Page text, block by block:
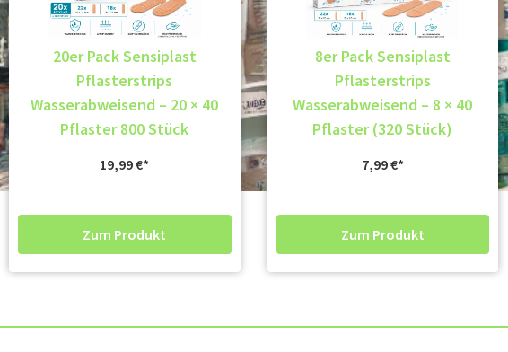
20er Pack Sensiplast
Pflasterstrips
Wasserabweisend – 20 × 40
Pflaster 800 Stück
19,99€
Zum Produkt
8er Pack Sensiplast
Pflasterstrips
Wasserabweisend – 8 × 40
Pflaster (320 Stück)
7,99€
Zum Produkt